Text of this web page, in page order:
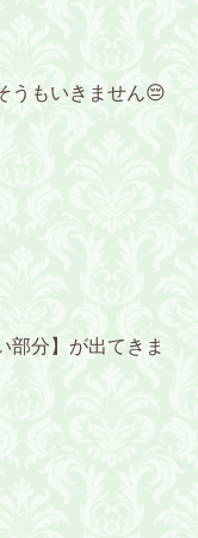
うもいきません😔
部分】が出てきま